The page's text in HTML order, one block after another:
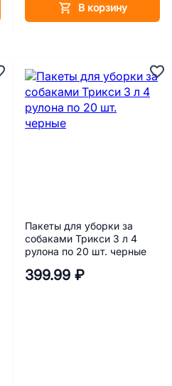
В корзину
Пакеты для уборки за
собаками Трикси 3 л 4
рулона по 20 шт. черные
399.99 ₽